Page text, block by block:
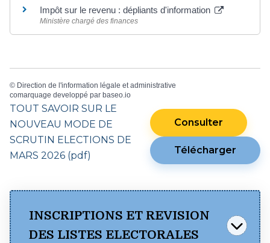
Impôt sur le revenu : dépliants d'information
Ministère chargé des finances
© Direction de l'information légale et administrative
comarquage developpé par baseo.io
TOUT SAVOIR SUR LE
NOUVEAU MODE DE
SCRUTIN ELECTIONS DE
MARS 2026 (pdf)
Consulter
Télécharger
INSCRIPTIONS ET REVISION
DES LISTES ELECTORALES